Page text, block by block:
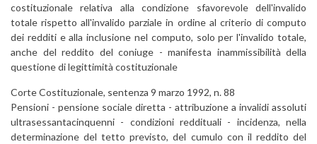
costituzionale relativa alla condizione sfavorevole dell'invalido
totale rispetto all'invalido parziale in ordine al criterio di computo
dei redditi e alla inclusione nel computo, solo per l'invalido totale,
anche del reddito del coniuge - manifesta inammissibilità della
questione di legittimità costituzionale
Corte Costituzionale, sentenza 9 marzo 1992, n. 88
Pensioni - pensione sociale diretta - attribuzione a invalidi assoluti
ultrasessantacinquenni - condizioni reddituali - incidenza, nella
determinazione del tetto previsto, del cumulo con il reddito del